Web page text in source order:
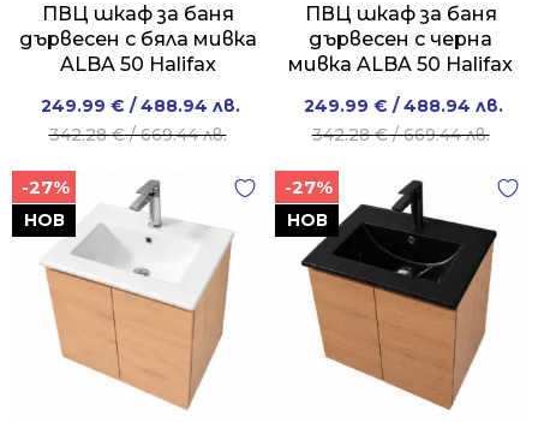
ПВЦ шкаф за баня
дървесен с бяла мивка
ALBA 50 Halifax
342.28€/ 669.44 лв.
Original
price
342.28 €
/
669.44 лв..
249.99 € / 488.94 лв.
Current
price
249.99 €
/
488.94 лв..
ПВЦ шкаф за баня
дървесен с черна
мивка ALBA 50 Halifax
342.28€/ 669.44 лв.
Original
price
342.28 €
/
669.44 лв..
249.99 € / 488.94 лв.
Current
price
249.99 €
/
488.94 лв..
НОВ
-27%
НОВ
-27%